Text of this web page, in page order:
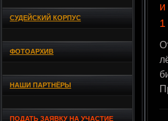
СУДЕЙСКИЙ КОРПУС
ФОТОАРХИВ
НАШИ ПАРТНЁРЫ
ПОДАТЬ ЗАЯВКУ НА УЧАСТИЕ